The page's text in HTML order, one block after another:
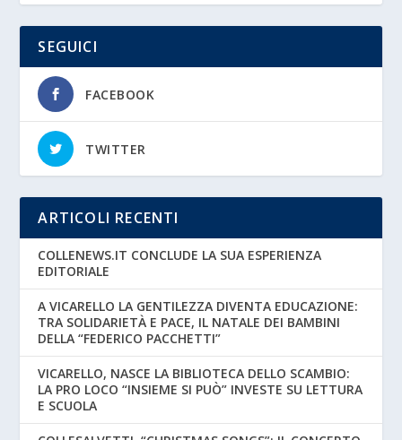
SEGUICI
FACEBOOK
TWITTER
ARTICOLI RECENTI
COLLENEWS.IT CONCLUDE LA SUA ESPERIENZA
EDITORIALE
A VICARELLO LA GENTILEZZA DIVENTA EDUCAZIONE:
TRA SOLIDARIETÀ E PACE, IL NATALE DEI BAMBINI
DELLA “FEDERICO PACCHETTI”
VICARELLO, NASCE LA BIBLIOTECA DELLO SCAMBIO:
LA PRO LOCO “INSIEME SI PUÒ” INVESTE SU LETTURA
E SCUOLA